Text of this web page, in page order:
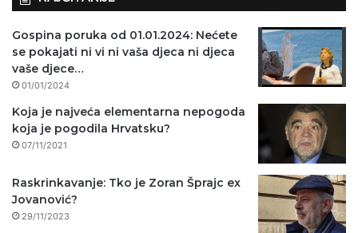
Gospina poruka od 01.01.2024: Nećete
se pokajati ni vi ni vaša djeca ni djeca
vaše djece…
01/01/2024
Koja je najveća elementarna nepogoda
koja je pogodila Hrvatsku?
07/11/2021
Raskrinkavanje: Tko je Zoran Šprajc ex
Jovanović?
29/11/2023